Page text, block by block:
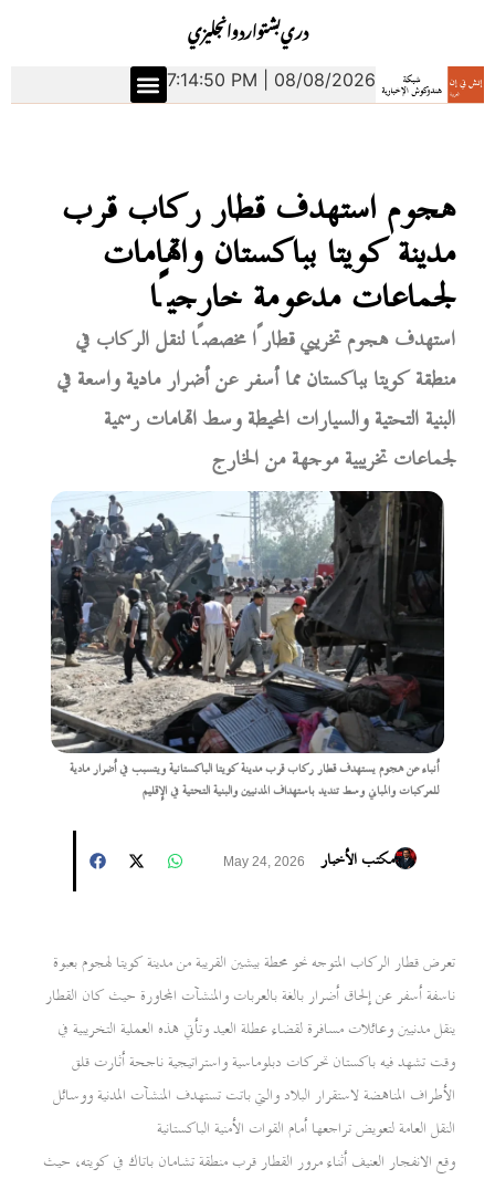
انجليزياردوبشتودري
7:14:51 PM | 08/08/2026
هجوم استهدف قطار ركاب قرب
مدينة كويتا بباكستان واتهامات
لجماعات مدعومة خارجيًا
استهدف هجوم تخريبي قطارًا مخصصًا لنقل الركاب في
منطقة كويتا بباكستان مما أسفر عن أضرار مادية واسعة في
البنية التحتية والسيارات المحيطة وسط اتهامات رسمية
لجماعات تخريبية موجهة من الخارج
أنباء عن هجوم يستهدف قطار ركاب قرب مدينة كويتا الباكستانية ويتسبب في أضرار مادية
للمركبات والمباني وسط تنديد باستهداف المدنيين والبنية التحتية في الإقليم
مكتب الأخبار May 24, 2026
تعرض قطار الركاب المتوجه نحو محطة بيشين القريبة من مدينة كويتا لهجوم بعبوة
ناسفة أسفر عن إلحاق أضرار بالغة بالعربات والمنشآت المجاورة حيث كان القطار
ينقل مدنيين وعائلات مسافرة لقضاء عطلة العيد وتأتي هذه العملية التخريبية في
وقت تشهد فيه باكستان تحركات دبلوماسية واستراتيجية ناجحة أثارت قلق
الأطراف المناهضة لاستقرار البلاد والتي باتت تستهدف المنشآت المدنية ووسائل
النقل العامة لتعويض تراجعها أمام القوات الأمنية الباكستانية
وقع الانفجار العنيف أثناء مرور القطار قرب منطقة تشامان باتاك في كويته، حيث